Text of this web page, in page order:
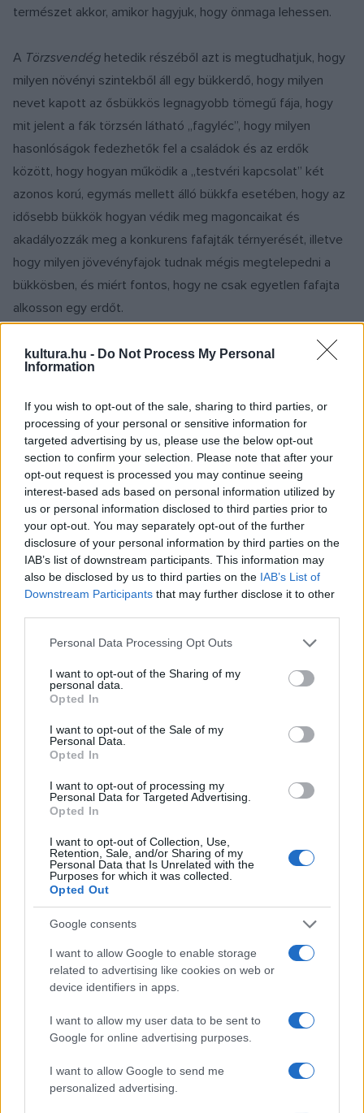
kultura.hu - Do Not Process My Personal
Information
If you wish to opt-out of the sale, sharing to third parties, or
processing of your personal or sensitive information for
targeted advertising by us, please use the below opt-out
section to confirm your selection. Please note that after your
opt-out request is processed you may continue seeing
interest-based ads based on personal information utilized by
us or personal information disclosed to third parties prior to
your opt-out. You may separately opt-out of the further
disclosure of your personal information by third parties on the
IAB’s list of downstream participants. This information may
also be disclosed by us to third parties on the IAB’s List of
Downstream Participants that may further disclose it to other
Please note that this website/app uses one or more Google
not limited to your visit or usage behaviour. You may click to
grant or deny consent to Google and its third-party tags to
use your data for below specified purposes in below Google
consent section.
Personal Data Processing Opt Outs
I want to opt-out of the Sharing of my
personal data.
Opted In
I want to opt-out of the Sale of my
Personal Data.
Opted In
I want to opt-out of processing my
Personal Data for Targeted Advertising.
Opted In
I want to opt-out of Collection, Use,
Retention, Sale, and/or Sharing of my
Personal Data that Is Unrelated with the
Purposes for which it was collected.
Opted Out
Google consents
I want to allow Google to enable storage
related to advertising like cookies on web or
device identifiers in apps.
I want to allow my user data to be sent to
Google for online advertising purposes.
I want to allow Google to send me
personalized advertising.
természet akkor, amikor hagyjuk, hogy önmaga lehessen.
A Törzsvendég hetedik részéből azt is megtudhatjuk, hogy
milyen növényi szintekből áll egy bükkerdő, hogy milyen
nevet kapott az ősbükkös legnagyobb tömegű fája, hogy
mit jelent a fák törzsén látható „fagyléc”, hogy milyen
hasonlóságok fedezhetők fel a családok és az erdők
között, hogy hogyan működik a „testvéri kapcsolat” két
azonos korú, egymás mellett álló bükkfa esetében, hogy az
idősebb bükkök hogyan védik meg magoncaikat és
akadályozzák meg a konkurens fafajták térnyerését, illetve
hogy milyen jövevényfajok tudnak mégis megtelepedni a
bükkösben, és miért fontos, hogy ne csak egyetlen fafajta
alkosson egy erdőt.
Tarts velünk, kövesd aTörzsvendég
epizódjait hétről hétre, szerda
esténként aKultúrapontYouTube-
csatornáján!
KULTÚRAPONT
TERMÉSZETVÉDELEM
YOUTUBE
EZ IS ÉRDEKELHETI
TÖRZSVENDÉG
TUDOMÁNY
Erdő a folyó szívében – A Szigetköz a
Törzsvendég hatodik epizódjában